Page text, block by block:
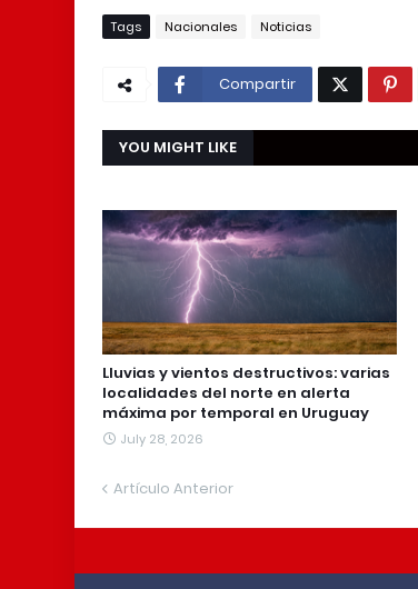
Tags Nacionales Noticias
Compartir
YOU MIGHT LIKE
Lluvias y vientos destructivos: varias
localidades del norte en alerta
máxima por temporal en Uruguay
July 28, 2026
Artículo Anterior